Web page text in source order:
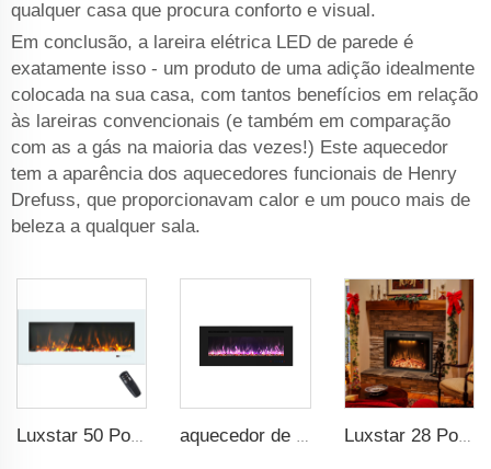
qualquer casa que procura conforto e visual.
Em conclusão, a lareira elétrica LED de parede é
exatamente isso - um produto de uma adição idealmente
colocada na sua casa, com tantos benefícios em relação
às lareiras convencionais (e também em comparação
com as a gás na maioria das vezes!) Este aquecedor
tem a aparência dos aquecedores funcionais de Henry
Drefuss, que proporcionavam calor e um pouco mais de
beleza a qualquer sala.
Luxstar 50 Polegadas Branco Aquecedor de Lareira Elétrica Parede Montada Não para Nicho Controle Remoto Tela Sensível ao Toque Aquecedor de Casa aquecedor de Mídia de 39 polegadas Moderno Recessado e de Parede com 13 Cores de Moldura Decorativa Luxstar 28 Polegadas Embutido Atacado Inserções de Lareira Elétrica com Aquecimento Aquecedor de Lareira Elétrica com Chamas Multicoloridas